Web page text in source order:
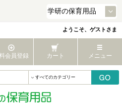
ようこそ、ゲストさま
会員登録 カート メニュー